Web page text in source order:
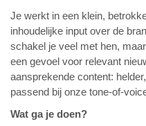
Je werkt in een klein,
inhoudelijke input over de
schakel je veel met hen,
een gevoel voor relevant
aansprekende content:
passend bij onze tone-of-
Wat ga je doen?